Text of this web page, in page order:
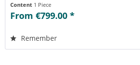
Content 1 Piece
From €799.00 *
Remember